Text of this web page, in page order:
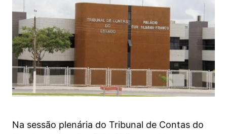
Na sessão plenária do Tribunal de Contas do